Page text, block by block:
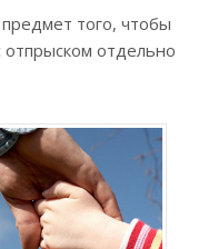
того, чтобы
отдельно